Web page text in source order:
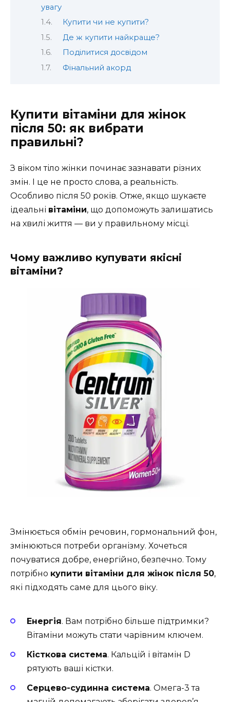
увагу
Купити чи не купити?
Де ж купити найкраще?
Поділитися досвідом
Фінальний акорд
Купити вітаміни для жінок
після 50: як вибрати
правильні?
З віком тіло жінки починає зазнавати різних
змін. І це не просто слова, а реальність.
Особливо після 50 років. Отже, якщо шукаєте
ідеальні вітаміни, що допоможуть залишатись
на хвилі життя — ви у правильному місці.
Чому важливо купувати якісні
вітаміни?
Змінюється обмін речовин, гормональний фон,
змінюються потреби організму. Хочеться
почуватися добре, енергійно, безпечно. Тому
потрібно купити вітаміни для жінок після 50,
які підходять саме для цього віку.
Енергія. Вам потрібно більше підтримки?
Вітаміни можуть стати чарівним ключем.
Кісткова система. Кальцій і вітамін D
рятують ваші кістки.
Серцево-судинна система. Омега-3 та